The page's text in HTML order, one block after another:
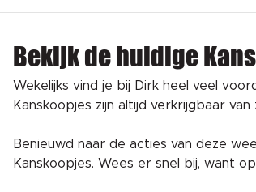
Bekijk de huidige
Wekelijks vind je bij Dirk heel veel
Kanskoopjes zijn altijd verkrijgbaar
Benieuwd naar de acties van deze
Kanskoopjes. Wees er snel bij, want